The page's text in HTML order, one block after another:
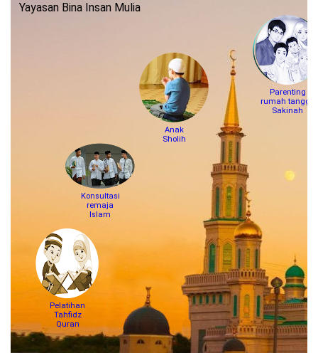
Yayasan Bina Insan Mulia
Parenting
rumah tangga
Sakinah
Anak
Sholih
Pelatihan
Tahfidz
Quran
Konsultasi
remaja
Islam